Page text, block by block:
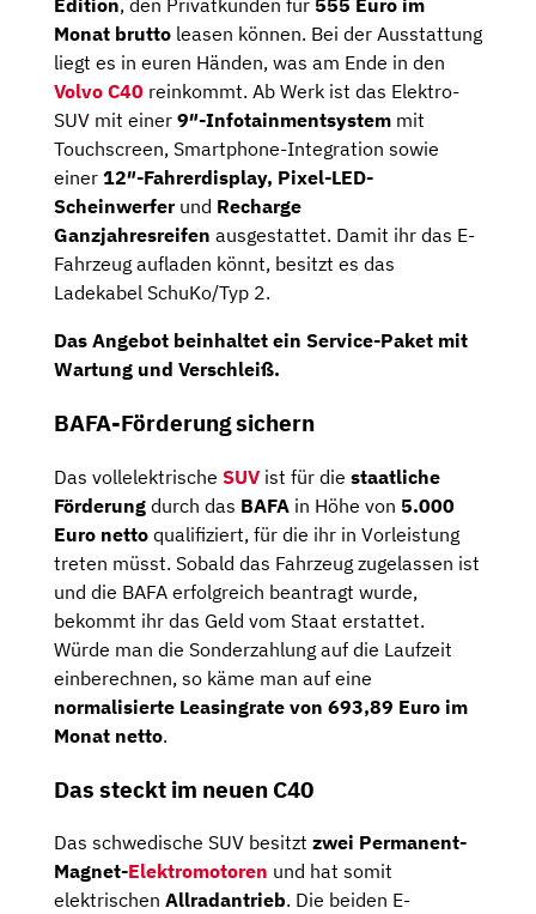
Edition, den Privatkunden für 555 Euro im
Monat brutto leasen können. Bei der Ausstattung
liegt es in euren Händen, was am Ende in den
Volvo C40 reinkommt. Ab Werk ist das Elektro-
SUV mit einer 9″-Infotainmentsystem mit
Touchscreen, Smartphone-Integration sowie
einer 12″-Fahrerdisplay, Pixel-LED-
Scheinwerferund Recharge
Ganzjahresreifen ausgestattet. Damit ihr das E-
Fahrzeug aufladen könnt, besitzt es das
Ladekabel SchuKo/Typ 2.
Das Angebot beinhaltet ein Service-Paket mit
Wartung und Verschleiß.
BAFA-Förderung sichern
Das vollelektrische SUV ist für die staatliche
Förderung durch das BAFA in Höhe von 5.000
Euro netto qualifiziert, für die ihr in Vorleistung
treten müsst. Sobald das Fahrzeug zugelassen ist
und die BAFA erfolgreich beantragt wurde,
bekommt ihr das Geld vom Staat erstattet.
Würde man die Sonderzahlung auf die Laufzeit
einberechnen, so käme man auf eine
normalisierte Leasingrate von 693,89 Euro im
Monat netto.
Das steckt im neuen C40
Das schwedische SUV besitzt zwei Permanent-
Magnet-Elektromotoren und hat somit
elektrischen Allradantrieb. Die beiden E-